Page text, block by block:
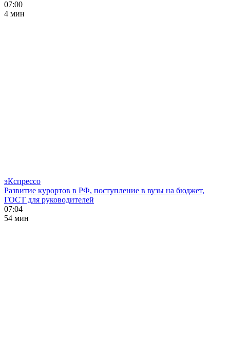
07:00
4 мин
эКспрессо
Развитие курортов в РФ, поступление в вузы на бюджет,
ГОСТ для руководителей
07:04
54 мин